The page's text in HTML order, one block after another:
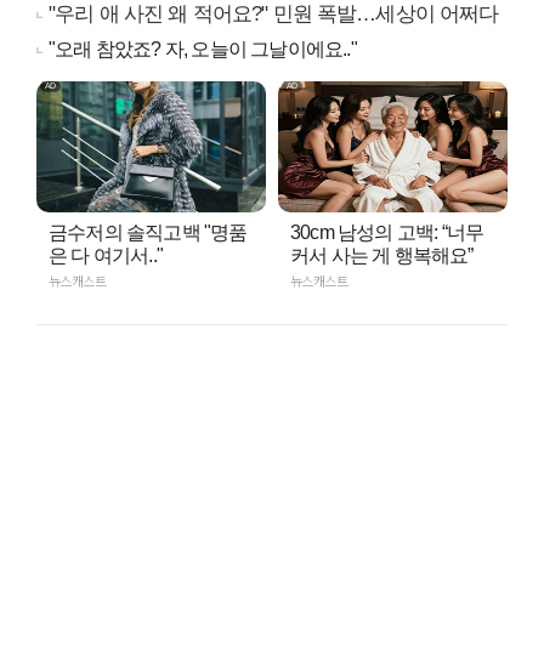
"우리 애 사진 왜 적어요?" 민원 폭발…세상이 어쩌다
"오래 참았죠? 자, 오늘이 그날이에요.."
금수저의 솔직고백 "명품
은 다 여기서.."
뉴스캐스트
30cm 남성의 고백: “너무
커서 사는 게 행복해요”
뉴스캐스트